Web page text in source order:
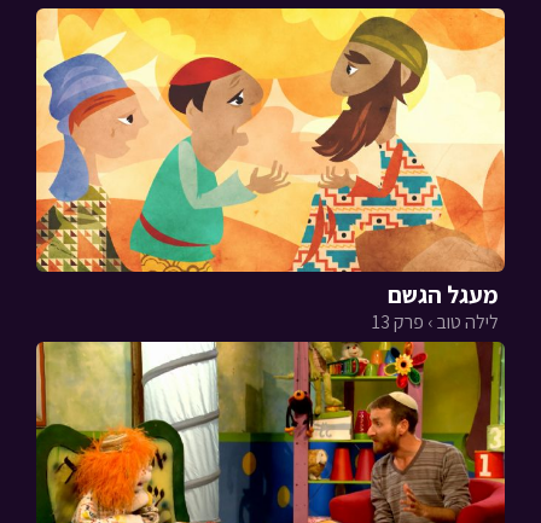
מעגל הגשם
לילה טוב › פרק 13